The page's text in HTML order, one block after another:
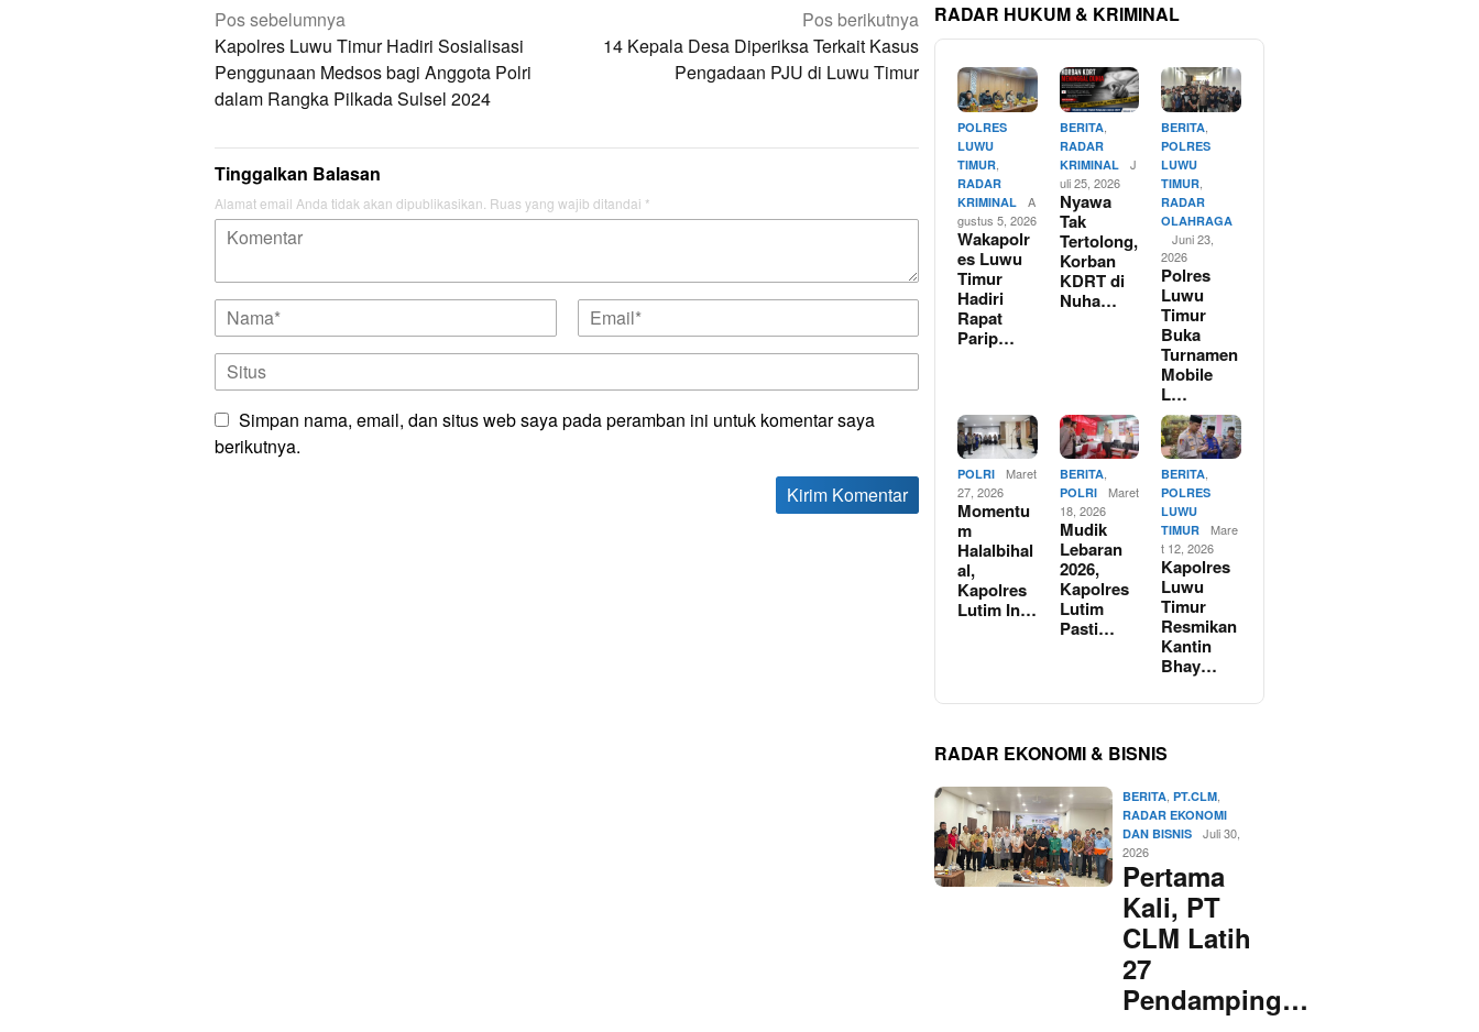
Navigasi
pos
Pos sebelumnya
Kapolres Luwu Timur Hadiri Sosialisasi
Penggunaan Medsos bagi Anggota Polri
dalam Rangka Pilkada Sulsel 2024
Pos berikutnya
14 Kepala Desa Diperiksa Terkait Kasus
Pengadaan PJU di Luwu Timur
Tinggalkan Balasan
Alamat email Anda tidak akan dipublikasikan. Ruas yang wajib ditandai *
Simpan nama, email, dan situs web saya pada peramban ini untuk komentar saya
berikutnya.
RADAR HUKUM & KRIMINAL
POLRES
LUWU
TIMUR
RADAR
KRIMINAL
A
gustus 5, 2026
Wakapolr
es Luwu
Timur
Hadiri
Rapat
Parip…
BERITA,
RADAR
KRIMINAL
J
uli 25, 2026
Nyawa
Tak
Tertolong,
Korban
KDRT di
Nuha…
BERITA
POLRES
LUWU
TIMUR
RADAR
OLAHRAGA
Juni 23,
2026
Polres
Luwu
Timur
Buka
Turnamen
Mobile
L…
POLRI
Maret
27, 2026
Momentu
m
Halalbihal
al,
Kapolres
Lutim In…
BERITA,
POLRI
Maret
18, 2026
Mudik
Lebaran
2026,
Kapolres
Lutim
Pasti…
BERITA,
POLRES
LUWU
TIMUR
Mare
t 12, 2026
Kapolres
Luwu
Timur
Resmikan
Kantin
Bhay…
RADAR EKONOMI & BISNIS
BERITA,PT.CLM,
RADAR EKONOMI
DAN BISNIS
Juli 30,
2026
Pertama
Kali, PT
CLM Latih
27
Pendamping…